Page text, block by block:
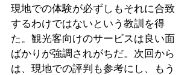
現地での体験が必ずしもそれに合致
するわけではないという教訓を得
た。観光客向けのサービスは良い面
ばかりが強調されがちだ。次回から
は、現地での評判も参考にし、もう